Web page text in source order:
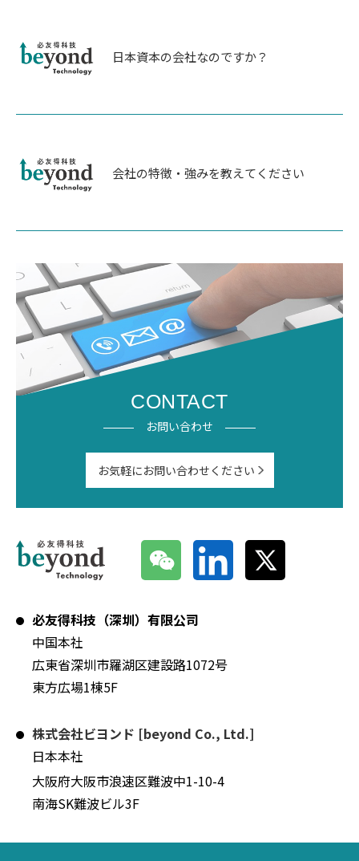
日本資本の会社なのですか？
会社の特徴・強みを教えてください
CONTACT
お問い合わせ
お気軽にお問い合わせください
必友得科技（深圳）有限公司
中国本社
広東省深圳市羅湖区建設路1072号
東方広場1棟5F
株式会社ビヨンド [beyond Co., Ltd.]
日本本社
大阪府大阪市浪速区難波中1-10-4
南海SK難波ビル3F